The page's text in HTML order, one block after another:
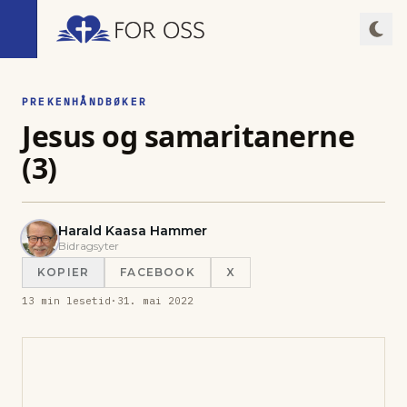
PREKENHÅNDBØKER
Jesus og samaritanerne
(3)
Harald Kaasa Hammer
Bidragsyter
KOPIER
FACEBOOK X
13 min lesetid · 31. mai 2022